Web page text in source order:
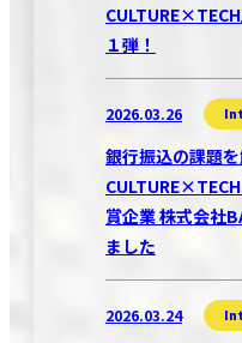
１弾！
2026.03.26
銀行振込の課題
賞企業 株式会社
ました
2026.03.24